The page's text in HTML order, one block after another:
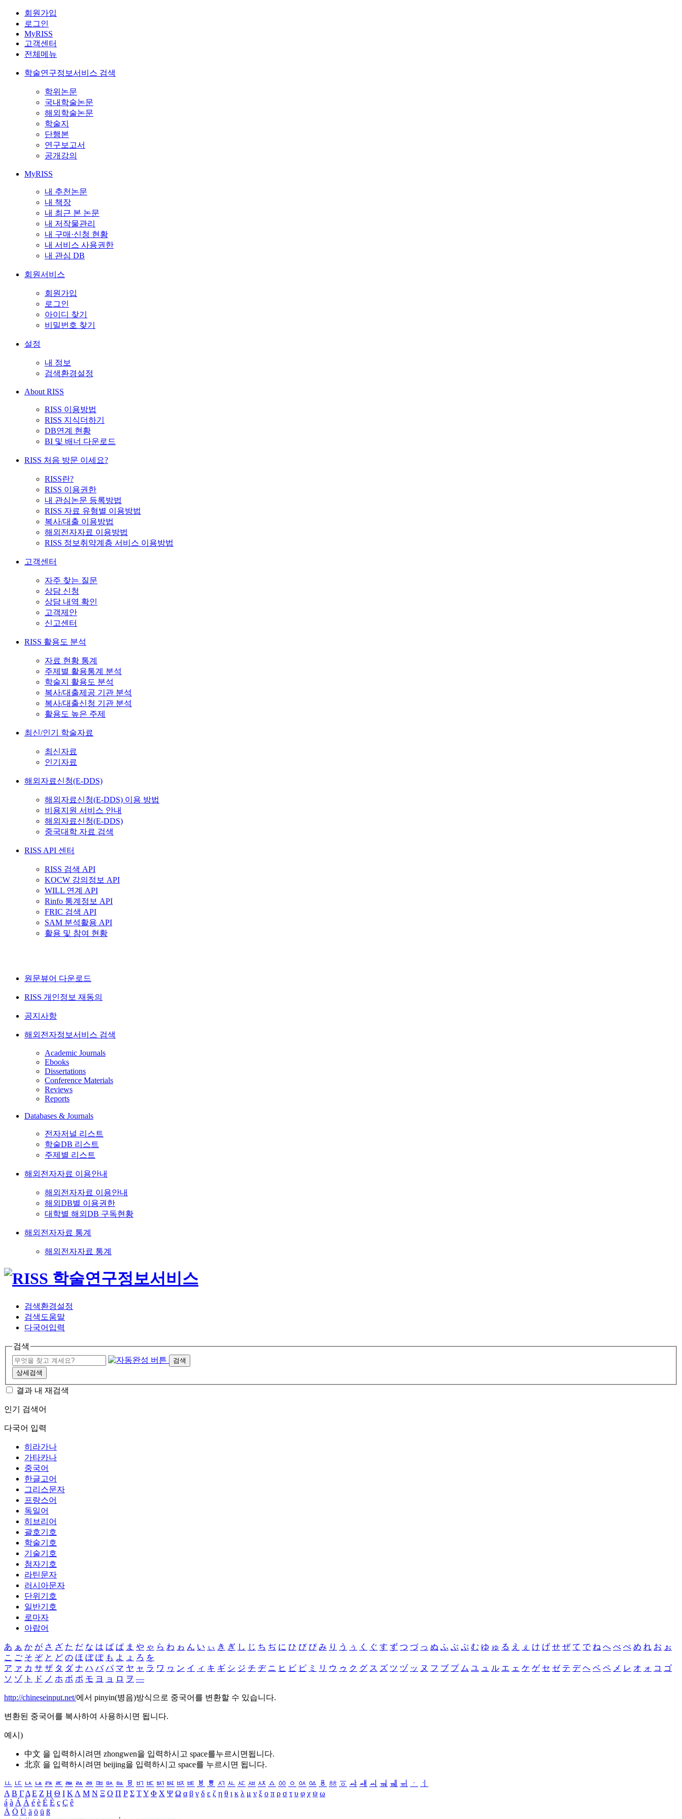
회원가입
로그인
MyRISS
고객센터
전체메뉴
학술연구정보서비스 검색
학위논문
국내학술논문
해외학술논문
학술지
단행본
연구보고서
공개강의
MyRISS
내 추천논문
내 책장
내 최근 본 논문
내 저작물관리
내 구매·신청 현황
내 서비스 사용권한
내 관심 DB
회원서비스
회원가입
로그인
아이디 찾기
비밀번호 찾기
설정
내 정보
검색환경설정
About RISS
RISS 이용방법
RISS 지식더하기
DB연계 현황
BI 및 배너 다운로드
RISS 처음 방문 이세요?
RISS란?
RISS 이용권한
내 관심논문 등록방법
RISS 자료 유형별 이용방법
복사/대출 이용방법
해외전자자료 이용방법
RISS 정보취약계층 서비스 이용방법
고객센터
자주 찾는 질문
상담 신청
상담 내역 확인
고객제안
신고센터
RISS 활용도 분석
자료 현황 통계
주제별 활용통계 분석
학술지 활용도 분석
복사/대출제공 기관 분석
복사/대출신청 기관 분석
활용도 높은 주제
최신/인기 학술자료
최신자료
인기자료
해외자료신청(E-DDS)
해외자료신청(E-DDS) 이용 방법
비용지원 서비스 안내
해외자료신청(E-DDS)
중국대학 자료 검색
RISS API 센터
RISS 검색 API
KOCW 강의정보 API
WILL 연계 API
Rinfo 통계정보 API
FRIC 검색 API
SAM 분석활용 API
활용 및 참여 현황
원문뷰어 다운로드
RISS 개인정보 재동의
공지사항
해외전자정보서비스 검색
Academic Journals
Ebooks
Dissertations
Conference Materials
Reviews
Reports
Databases & Journals
전자저널 리스트
학술DB 리스트
주제별 리스트
해외전자자료 이용안내
해외전자자료 이용안내
해외DB별 이용권한
대학별 해외DB 구독현황
해외전자자료 통계
해외전자자료 통계
검색환경설정
검색도움말
다국어입력
검색
검색
상세검색
결과 내 재검색
인기 검색어
다국어 입력
히라가나
가타카나
중국어
한글고어
그리스문자
프랑스어
독일어
히브리어
괄호기호
학술기호
기술기호
첨자기호
라틴문자
러시아문자
단위기호
일반기호
로마자
아랍어
あ ぁ か が さ ざ た だ な は ば ぱ ま や ゃ ら わ ゎ ん い ぃ き ぎ し じ ち ぢ に ひ び ぴ み り う ぅ く ぐ す ず つ づ っ ぬ ふ ぶ ぷ む ゆ ゅ る え ぇ け げ せ ぜ て で ね へ べ ぺ め れ お ぉ
こ ご そ ぞ と ど の ほ ぼ ぽ も よ ょ ろ を
ア ァ カ サ ザ タ ダ ナ ハ バ パ マ ヤ ャ ラ ワ ヮ ン イ ィ キ ギ シ ジ チ ヂ ニ ヒ ビ ピ ミ リ ウ ゥ ク グ ス ズ ツ ヅ ッ ヌ フ ブ プ ム ユ ュ ル エ ェ ケ ゲ セ ゼ テ デ ヘ ベ ペ メ レ オ ォ コ ゴ
ソ ゾ ト ド ノ ホ ボ ポ モ ヨ ョ ロ ヲ ―
http://chineseinput.net/에서 pinyin(병음)방식으로 중국어를 변환할 수 있습니다.
변환된 중국어를 복사하여 사용하시면 됩니다.
예시)
中文 을 입력하시려면 zhongwen을 입력하시고 space를누르시면됩니다.
北京 을 입력하시려면 beijing을 입력하시고 space를 누르시면 됩니다.
ㅥ ㅦ ㅧ ㅨ ㅩ ㅪ ㅫ ㅬ ㅭ ㅮ ㅯ ㅰ ㅱ ㅲ ㅳ ㅴ ㅵ ㅶ ㅷ ㅸ ㅹ ㅺ ㅻ ㅼ ㅽ ㅾ ㅿ ㆀ ㆁ ㆂ ㆃ ㆄ ㆅ ㆆ ㆇ ㆈ ㆉ ㆊ ㆋ ㆌ ㆍ
ㆎ
Α Β ΓΔ Ε Ζ Η Θ Ι ΚΛ Μ Ν Ξ Ο Π Ρ Σ ΤΥ Φ Χ Ψ Ω α β γ δ ε ζ η θ ι κ λ μ ν ξ ο π ρ σ τ υ φ χ ψ ω
á à Á À é è É È ç Ç ê
Ä Ö Ü ä ö ü ß